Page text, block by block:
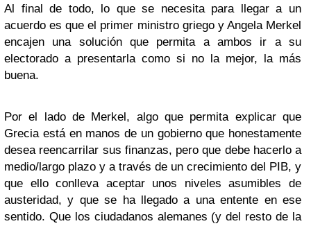
Al final de todo, lo que se necesita para llegar a un
acuerdo es que el primer ministro griego y Angela Merkel
encajen una solución que permita a ambos ir a su
electorado a presentarla como si no la mejor, la más
buena.
Por el lado de Merkel, algo que permita explicar que
Grecia está en manos de un gobierno que honestamente
desea reencarrilar sus finanzas, pero que debe hacerlo a
medio/largo plazo y a través de un crecimiento del PIB, y
que ello conlleva aceptar unos niveles asumibles de
austeridad, y que se ha llegado a una entente en ese
sentido. Que los ciudadanos alemanes (y del resto de la